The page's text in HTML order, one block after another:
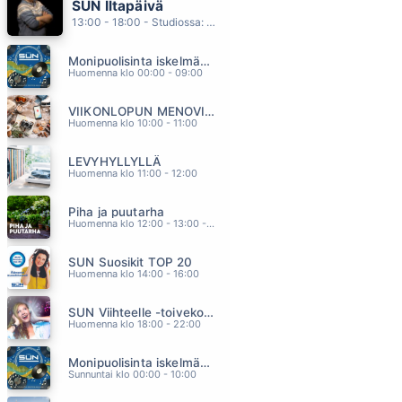
LOPUT PÄIVÄT
SECOND TO MIDNIGHT
KUKA SEN OPETTAA
LINNUTON PUU
SIMMARIT SAMMARIT KUMMARIT JA PIPO
SUN Iltapäivä
13:00 - 18:00 - Studiossa: Kaisu Lämsä
Monipuolisinta iskelmää ja parasta poppia
Huomenna klo 00:00 - 09:00
VIIKONLOPUN MENOVINKIT
Huomenna klo 10:00 - 11:00
LEVYHYLLYLLÄ
Huomenna klo 11:00 - 12:00
Piha ja puutarha
Huomenna klo 12:00 - 13:00 - Studiossa: Pinsiön Taimisto
SUN Suosikit TOP 20
Huomenna klo 14:00 - 16:00
SUN Viihteelle -toivekonsertti
Huomenna klo 18:00 - 22:00
Monipuolisinta iskelmää ja parasta poppia
Sunnuntai klo 00:00 - 10:00